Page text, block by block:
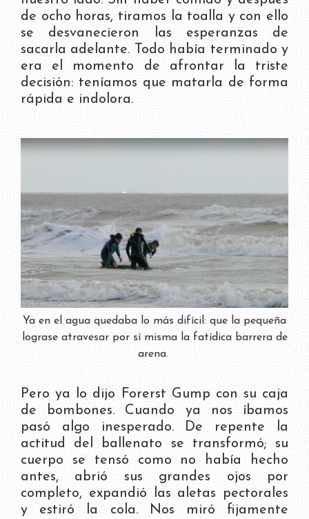
de ocho horas, tiramos la toalla y con ello
se desvanecieron las esperanzas de
sacarla adelante. Todo había terminado y
era el momento de afrontar la triste
decisión: teníamos que matarla de forma
rápida e indolora.
Ya en el agua quedaba lo más difícil: que la pequeña
lograse atravesar por sí misma la fatídica barrera de
arena.
Pero ya lo dijo Forerst Gump con su caja
de bombones. Cuando ya nos íbamos
pasó algo inesperado. De repente la
actitud del ballenato se transformó; su
cuerpo se tensó como no había hecho
antes, abrió sus grandes ojos por
completo, expandió las aletas pectorales
y estiró la cola. Nos miró fijamente